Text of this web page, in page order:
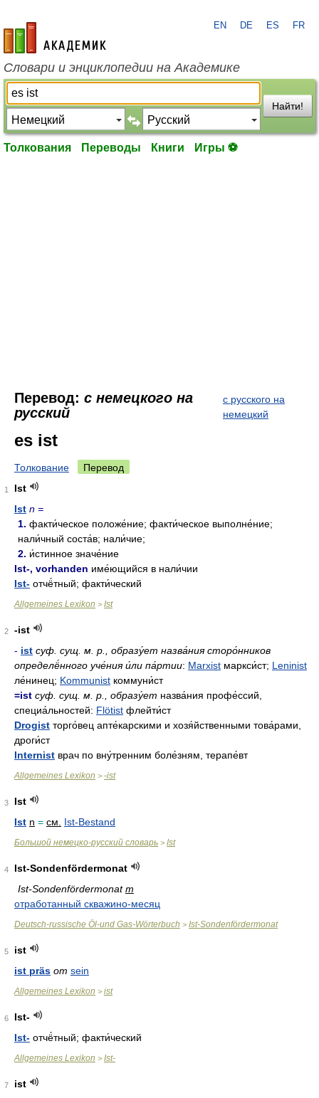
academic.ru
EN DE ES FR
Словари и энциклопедии на Академике
Найти!
Толкования Переводы Книги Игры ⚽
Перевод: с немецкого на
русский
с русского на
немецкий
es ist
Толкование Перевод
1
Ist
Ist n =
1. факти́ческое положе́ние; факти́ческое выполне́ние;
нали́чный соста́в; нали́чие;
2. и́стинное значе́ние
Ist-, vorhanden име́ющийся в нали́чии
Ist- отчё́тный; факти́ческий
Allgemeines Lexikon > Ist
2
-ist
- ist суф. сущ. м. р., образу́ет назва́ния сторо́нников
определё́нного уче́ния и́ли па́ртии: Marxist маркси́ст; Leninist
ле́нинец; Kommunist коммуни́ст
=ist суф. сущ. м. р., образу́ет назва́ния профе́ссий,
специа́льностей: Flötist флейти́ст
Drogist торго́вец апте́карскими и хозя́йственными това́рами,
дроги́ст
Internist врач по вну́тренним боле́зням, терапе́вт
Allgemeines Lexikon > -ist
3
Ist
Ist n = см. Ist-Bestand
Большой немецко-русский словарь > Ist
4
Ist-Sondenfördermonat
Ist-Sondenfördermonatm
отработанный скважино-месяц
Deutsch-russische Öl-und Gas-Wörterbuch > Ist-Sondenfördermonat
5
ist
ist präs от sein
Allgemeines Lexikon > ist
6
Ist-
Ist- отчё́тный; факти́ческий
Allgemeines Lexikon > Ist-
7
ist